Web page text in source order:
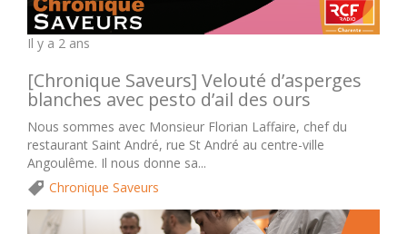
Il y a 2 ans
[Chronique Saveurs] Velouté d’asperges
blanches avec pesto d’ail des ours
Nous sommes avec Monsieur Florian Laffaire, chef du
restaurant Saint André, rue St André au centre-ville
Angoulême. Il nous donne sa...
Chronique Saveurs